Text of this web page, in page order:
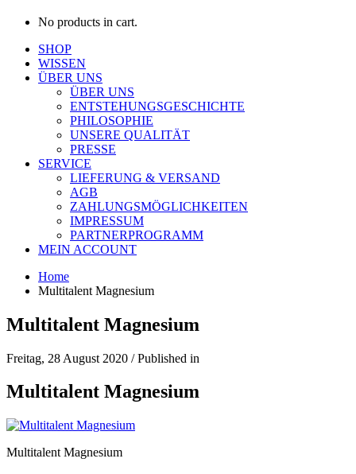
No products in cart.
SHOP
WISSEN
ÜBER UNS
ÜBER UNS
ENTSTEHUNGSGESCHICHTE
PHILOSOPHIE
UNSERE QUALITÄT
PRESSE
SERVICE
LIEFERUNG & VERSAND
AGB
ZAHLUNGSMÖGLICHKEITEN
IMPRESSUM
PARTNERPROGRAMM
MEIN ACCOUNT
Home
Multitalent Magnesium
Multitalent Magnesium
Freitag, 28 August 2020 /Published in
Multitalent Magnesium
Multitalent Magnesium